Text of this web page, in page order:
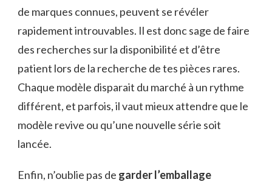
de marques connues, peuvent se révéler
rapidement introuvables. Il est donc sage de faire
des recherches sur la disponibilité et d’être
patient lors de la recherche de tes pièces rares.
Chaque modèle disparait du marché à un rythme
différent, et parfois, il vaut mieux attendre que le
modèle revive ou qu’une nouvelle série soit
lancée.
Enfin, n’oublie pas de garder l’emballage